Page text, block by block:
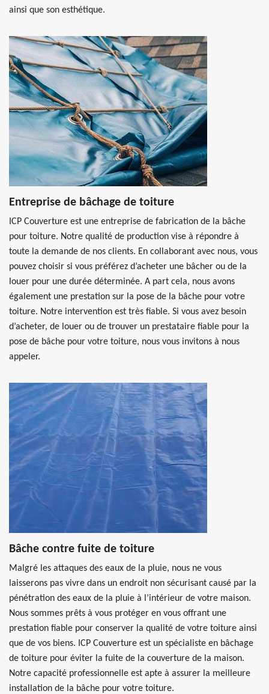
ainsi que son esthétique.
Entreprise de bâchage de toiture
ICP Couverture est une entreprise de fabrication de la bâche
pour toiture. Notre qualité de production vise à répondre à
toute la demande de nos clients. En collaborant avec nous, vous
pouvez choisir si vous préférez d’acheter une bâcher ou de la
louer pour une durée déterminée. A part cela, nous avons
également une prestation sur la pose de la bâche pour votre
toiture. Notre intervention est très fiable. Si vous avez besoin
d’acheter, de louer ou de trouver un prestataire fiable pour la
pose de bâche pour votre toiture, nous vous invitons à nous
appeler.
Bâche contre fuite de toiture
Malgré les attaques des eaux de la pluie, nous ne vous
laisserons pas vivre dans un endroit non sécurisant causé par la
pénétration des eaux de la pluie à l’intérieur de votre maison.
Nous sommes prêts à vous protéger en vous offrant une
prestation fiable pour conserver la qualité de votre toiture ainsi
que de vos biens. ICP Couverture est un spécialiste en bâchage
de toiture pour éviter la fuite de la couverture de la maison.
Notre capacité professionnelle est apte à assurer la meilleure
installation de la bâche pour votre toiture.